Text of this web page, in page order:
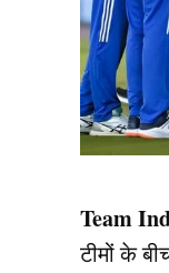
Team
टीमों के